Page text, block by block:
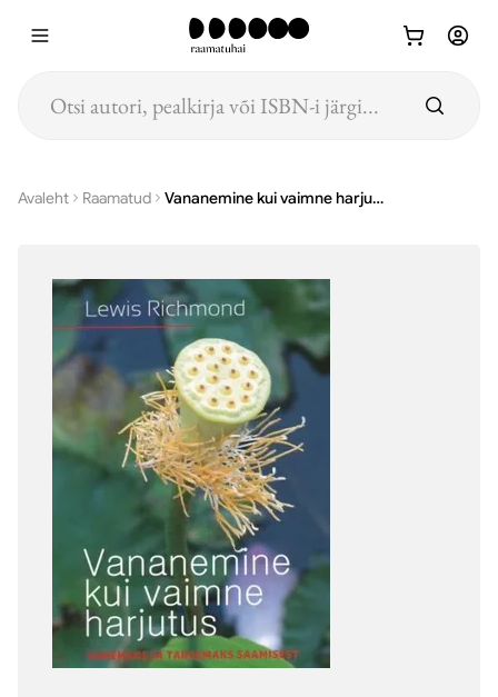
Avaleht Raamatud Vananemine kui vaimne harjutus : vanemaks ja targemaks saamisest